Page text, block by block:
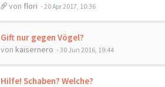
von flori - 20 Apr 2017, 10:36
Gift nur gegen Vögel?
von kaisernero - 30 Jun 2016, 19:44
Hilfe! Schaben? Welche?